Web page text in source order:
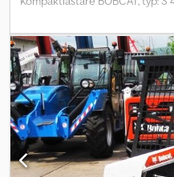
ca 2 436 kg, 4-cylindrig
hk / 36,50 kW vid 2 600 varv/
SNABBKOPPLING, EXTRA
tippvikt: 1 308 kg, ROPS / FOPS,
sidofönster,
vindrutetorkare, värme/
förankrings- och transportöglor.
16,5 NHS) – samtliga ca 98%.
(utan skopa ca 2 502 mm),
976 mm. Priset är netto